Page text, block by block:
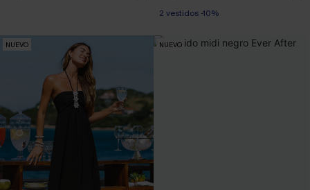
2 vestidos -10%
NUEVO NUEVO